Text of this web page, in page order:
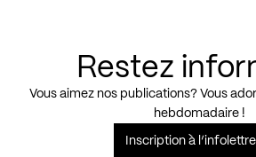
Restez
Vous aimez nos publications? Vous
hebdomadaire !
Inscription à l’infolettre